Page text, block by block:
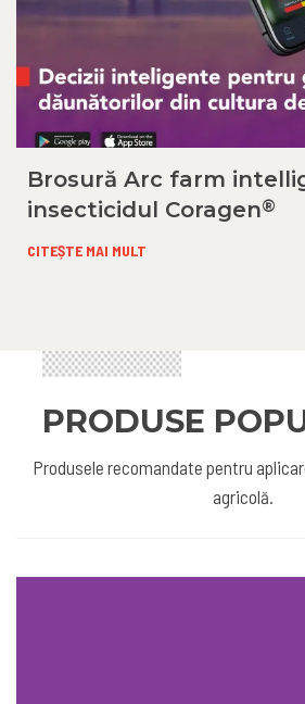
Brosură Arc farm
insecticidul Coragen®
CITEȘTE MAI MULT
PRODUSE
Produsele recomandate pentru
agricolă.